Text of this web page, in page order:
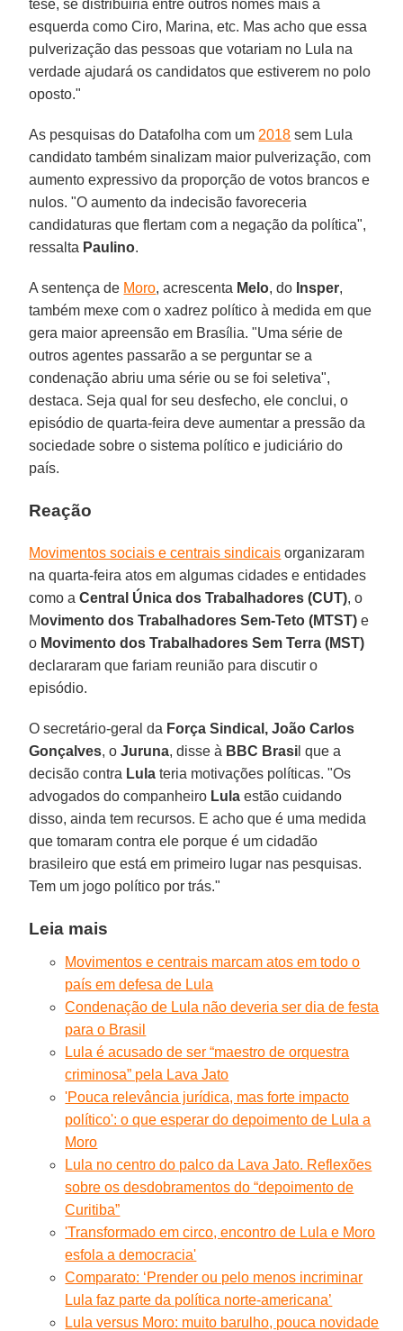
tese, se distribuiria entre outros nomes mais à
esquerda como Ciro, Marina, etc. Mas acho que essa
pulverização das pessoas que votariam no Lula na
verdade ajudará os candidatos que estiverem no polo
oposto."
As pesquisas do Datafolha com um 2018 sem Lula
candidato também sinalizam maior pulverização, com
aumento expressivo da proporção de votos brancos e
nulos. "O aumento da indecisão favoreceria
candidaturas que flertam com a negação da política",
ressalta Paulino.
A sentença de Moro, acrescenta Melo, do Insper,
também mexe com o xadrez político à medida em que
gera maior apreensão em Brasília. "Uma série de
outros agentes passarão a se perguntar se a
condenação abriu uma série ou se foi seletiva",
destaca. Seja qual for seu desfecho, ele conclui, o
episódio de quarta-feira deve aumentar a pressão da
sociedade sobre o sistema político e judiciário do
país.
Reação
Movimentos sociais e centrais sindicais organizaram
na quarta-feira atos em algumas cidades e entidades
como aCentral Única dos Trabalhadores (CUT), o
Movimento dos Trabalhadores Sem-Teto (MTST) e
o Movimento dos Trabalhadores Sem Terra (MST)
declararam que fariam reunião para discutir o
episódio.
O secretário-geral da Força Sindical, João Carlos
Gonçalves, oJuruna, disse à BBC Brasi l que a
decisão contra Lula teria motivações políticas. "Os
advogados do companheiro Lula estão cuidando
disso, ainda tem recursos. E acho que é uma medida
que tomaram contra ele porque é um cidadão
brasileiro que está em primeiro lugar nas pesquisas.
Tem um jogo político por trás."
Leia mais
Movimentos e centrais marcam atos em todo o
país em defesa de Lula
Condenação de Lula não deveria ser dia de festa
para o Brasil
Lula é acusado de ser “maestro de orquestra
criminosa” pela Lava Jato
'Pouca relevância jurídica, mas forte impacto
político': o que esperar do depoimento de Lula a
Moro
Lula no centro do palco da Lava Jato. Reflexões
sobre os desdobramentos do “depoimento de
Curitiba”
'Transformado em circo, encontro de Lula e Moro
esfola a democracia'
Comparato: ‘Prender ou pelo menos incriminar
Lula faz parte da política norte-americana’
Lula versus Moro: muito barulho, pouca novidade